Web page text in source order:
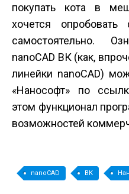
покупать кота в
хочется опробовать
самостоятельно.
nanoCAD ВК (как,
линейки nanoCAD)
«Нанософт» по
этом функционал
возможностей
nanoCAD ВК